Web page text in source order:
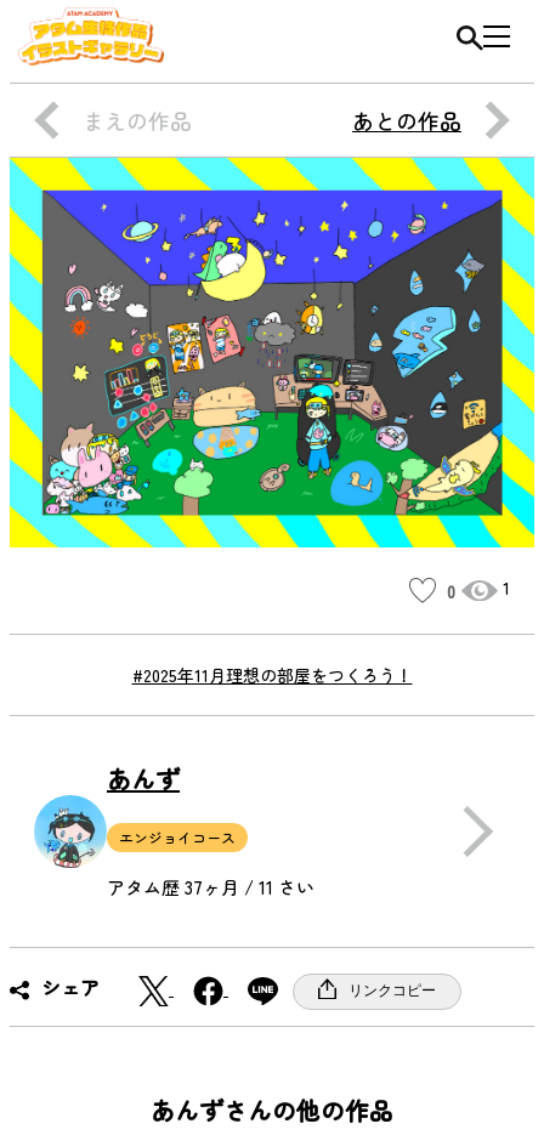
まえの作品 あとの作品
#2025年11月理想の部屋をつくろう！
0 1
あんず
エンジョイコース
アタム歴 37ヶ月 / 11 さい
シェア
a
c
o
リンクコピー
あんずさんの他の作品